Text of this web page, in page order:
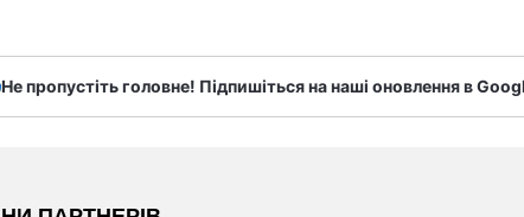
Не пропустіть головне! Підпишіться на наші оновлення в